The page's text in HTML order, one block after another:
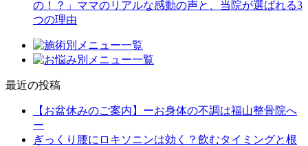
の！？」ママのリアルな感動の声と、当院が選ばれる3
つの理由
最近の投稿
【お盆休みのご案内】ーお身体の不調は福山整骨院へ
ー
ぎっくり腰にロキソニンは効く？飲むタイミングと根